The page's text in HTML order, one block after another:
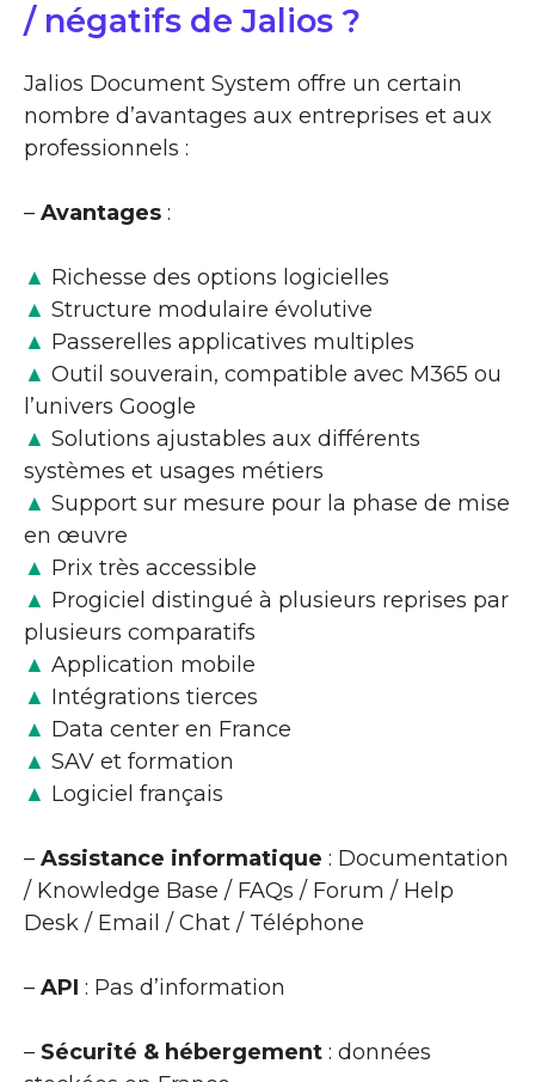
/ négatifs de Jalios ?
Jalios Document System offre un certain
nombre d’avantages aux entreprises et aux
professionnels :
– Avantages :
▲ Richesse des options logicielles
▲ Structure modulaire évolutive
▲ Passerelles applicatives multiples
▲ Outil souverain, compatible avec M365 ou
l’univers Google
▲ Solutions ajustables aux différents
systèmes et usages métiers
▲ Support sur mesure pour la phase de mise
en œuvre
▲ Prix très accessible
▲ Progiciel distingué à plusieurs reprises par
plusieurs comparatifs
▲ Application mobile
▲ Intégrations tierces
▲ Data center en France
▲ SAV et formation
▲ Logiciel français
– Assistance informatique : Documentation
/ Knowledge Base / FAQs / Forum / Help
Desk / Email / Chat / Téléphone
– API : Pas d’information
– Sécurité & hébergement : données